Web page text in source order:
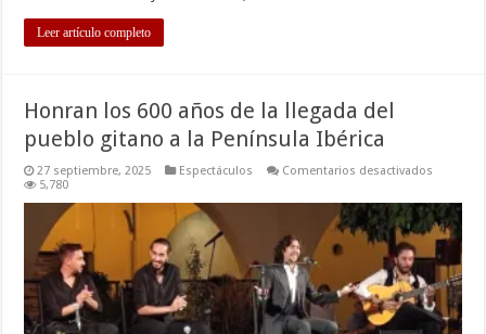
Leer artículo completo
Honran los 600 años de la llegada del
pueblo gitano a la Península Ibérica
27 septiembre, 2025 Espectáculos Comentarios desactivados
600
años
de
la
llegada
del
pueblo
gitano
a
5,780